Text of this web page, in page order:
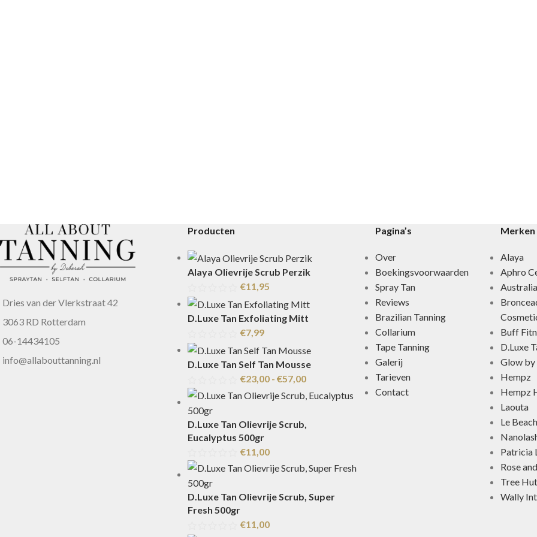
Dries van der Vlerkstraat 42
3063 RD Rotterdam
06-14434105
info@allabouttanning.nl
Producten
Alaya Olievrije Scrub Perzik
€11,95
D.Luxe Tan Exfoliating Mitt
€7,99
D.Luxe Tan Self Tan Mousse
€23,00 - €57,00
D.Luxe Tan Olievrije Scrub,
Eucalyptus 500gr
€11,00
D.Luxe Tan Olievrije Scrub, Super
Fresh 500gr
€11,00
Pagina’s
Over
Boekingsvoorwaarden
Spray Tan
Reviews
Brazilian Tanning
Collarium
Tape Tanning
Galerij
Tarieven
Contact
Merken
Alaya
Aphro
Buff
D.Luxe
Glow by
Hempz
Hempz
Laouta
Le Beach
Patricia
Rose
Tree Hut
Wally